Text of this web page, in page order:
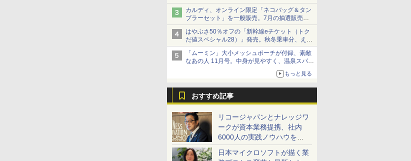
カルディ、オンライン限定「ネコバッグ＆タン
ブラーセット」を一般販売。7月の抽選販売の
当選無効分
はやぶさ50％オフの「新幹線eチケット（トク
だ値スペシャル28）」発売。秋冬乗車分、えき
ねっと限定
「ムーミン」大小メッシュポーチが付録、素敵
なあの人 11月号。中身が見やすく、温泉スパに
もっと見る
おすすめ記事
リコージャパンとナレッジワ
ークが資本業務提携、社内
6000人の実践ノウハウを生
かした「AI商談記録 for
RICOH」を展開へ
日本マイクロソフトが描く業